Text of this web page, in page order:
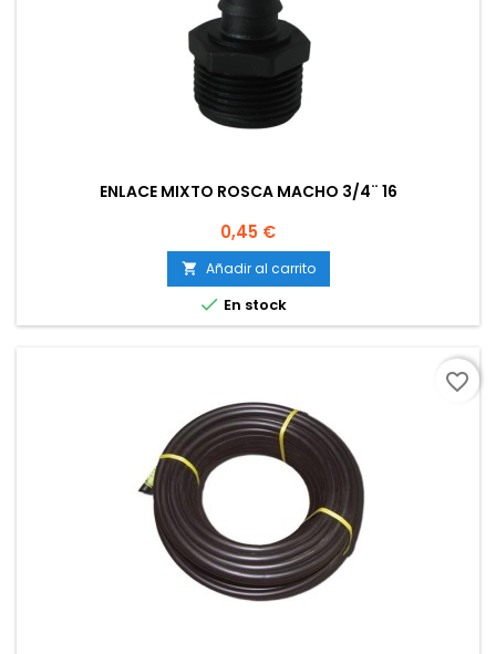
ENLACE MIXTO ROSCA MACHO 3/4¨ 16
Precio
0,45 €
 Añadir al carrito
 En stock
favorite_border